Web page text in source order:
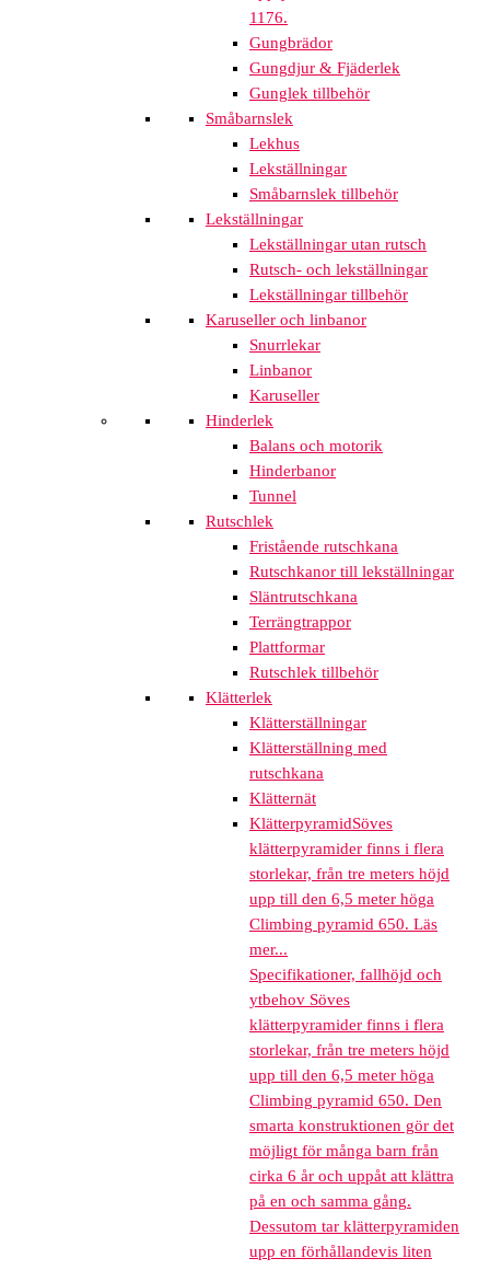
1176.
Gungbrädor
Gungdjur & Fjäderlek
Gunglek tillbehör
Småbarnslek
Lekhus
Lekställningar
Småbarnslek tillbehör
Lekställningar
Lekställningar utan rutsch
Rutsch- och lekställningar
Lekställningar tillbehör
Karuseller och linbanor
Snurrlekar
Linbanor
Karuseller
Hinderlek
Balans och motorik
Hinderbanor
Tunnel
Rutschlek
Fristående rutschkana
Rutschkanor till lekställningar
Släntrutschkana
Terrängtrappor
Plattformar
Rutschlek tillbehör
Klätterlek
Klätterställningar
Klätterställning med
rutschkana
Klätternät
KlätterpyramidSöves
klätterpyramider finns i flera
storlekar, från tre meters höjd
upp till den 6,5 meter höga
Climbing pyramid 650. Läs
mer...
Specifikationer, fallhöjd och
ytbehov Söves
klätterpyramider finns i flera
storlekar, från tre meters höjd
upp till den 6,5 meter höga
Climbing pyramid 650. Den
smarta konstruktionen gör det
möjligt för många barn från
cirka 6 år och uppåt att klättra
på en och samma gång.
Dessutom tar klätterpyramiden
upp en förhållandevis liten